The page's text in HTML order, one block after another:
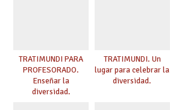
TRATIMUNDI PARA
PROFESORADO.
Enseñar la
diversidad.
TRATIMUNDI. Un
lugar para celebrar la
diversidad.